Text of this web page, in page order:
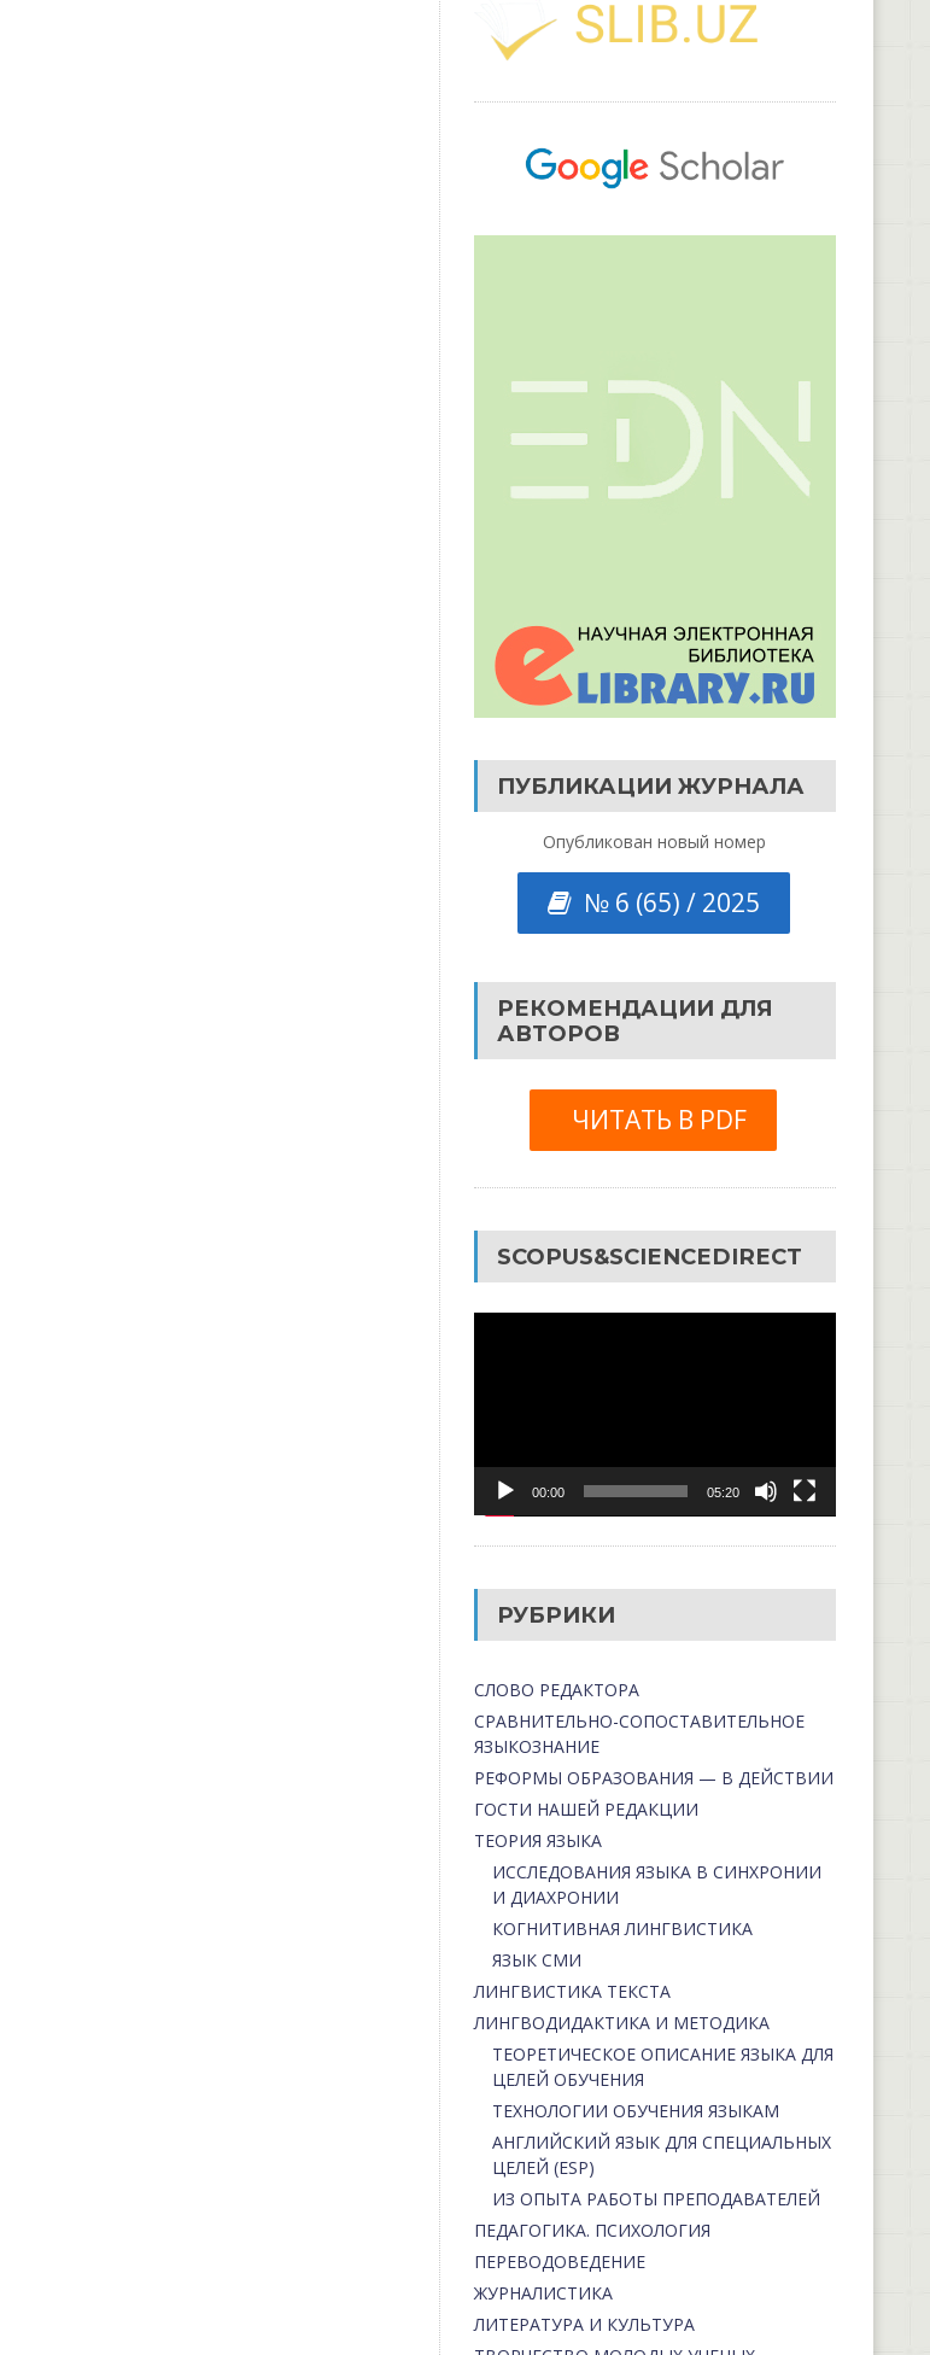
ПУБЛИКАЦИИ ЖУРНАЛА
Опубликован новый номер
№ 6 (65) / 2025
РЕКОМЕНДАЦИИ ДЛЯ
АВТОРОВ
ЧИТАТЬ В PDF
SCOPUS&SCIENCEDIRECT
00:00 05:20
РУБРИКИ
СЛОВО РЕДАКТОРА
СРАВНИТЕЛЬНО-СОПОСТАВИТЕЛЬНОЕ
ЯЗЫКОЗНАНИЕ
РЕФОРМЫ ОБРАЗОВАНИЯ — В ДЕЙСТВИИ
ГОСТИ НАШЕЙ РЕДАКЦИИ
ТЕОРИЯ ЯЗЫКА
ИССЛЕДОВАНИЯ ЯЗЫКА В СИНХРОНИИ
И ДИАХРОНИИ
КОГНИТИВНАЯ ЛИНГВИСТИКА
ЯЗЫК СМИ
ЛИНГВИСТИКА ТЕКСТА
ЛИНГВОДИДАКТИКА И МЕТОДИКА
ТЕОРЕТИЧЕСКОЕ ОПИСАНИЕ ЯЗЫКА ДЛЯ
ЦЕЛЕЙ ОБУЧЕНИЯ
ТЕХНОЛОГИИ ОБУЧЕНИЯ ЯЗЫКАМ
АНГЛИЙСКИЙ ЯЗЫК ДЛЯ СПЕЦИАЛЬНЫХ
ЦЕЛЕЙ (ESP)
ИЗ ОПЫТА РАБОТЫ ПРЕПОДАВАТЕЛЕЙ
ПЕДАГОГИКА. ПСИХОЛОГИЯ
ПЕРЕВОДОВЕДЕНИЕ
ЖУРНАЛИСТИКА
ЛИТЕРАТУРА И КУЛЬТУРА